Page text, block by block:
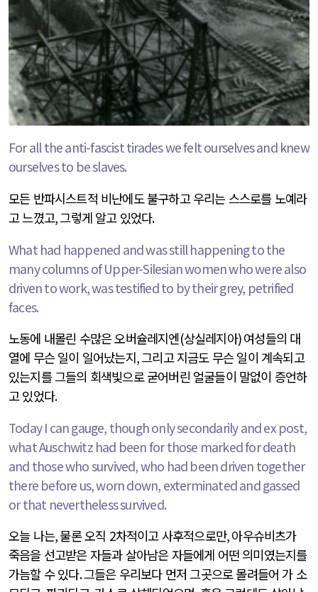
For all the anti-fascist tirades we felt ourselves and knew
ourselves to be slaves.
모든 반파시스트적 비난에도 불구하고 우리는 스스로를 노예라
고 느꼈고,그렇게 알고 있었다.
What had happened and was still happening to the
many columns of Upper-Silesian women who were also
driven to work, was testified to by their grey, petrified
faces.
노동에 내몰린 수많은 오버슐레지엔(상실레지아)여성들의 대
열에 무슨 일이 일어났는지,그리고 지금도 무슨 일이 계속되고
있는지를 그들의 회색빛으로 굳어버린 얼굴들이 말없이 증언하
고 있었다.
Today I can gauge, though only secondarily and ex post,
what Auschwitz had been for those marked for death
and those who survived, who had been driven together
there before us, worn down, exterminated and gassed
or that nevertheless survived.
오늘 나는,물론 오직 2차적이고 사후적으로만,아우슈비츠가
죽음을 선고받은 자들과 살아남은 자들에게 어떤 의미였는지를
가늠할 수 있다.그들은 우리보다 먼저 그곳으로 몰려들어 가 소